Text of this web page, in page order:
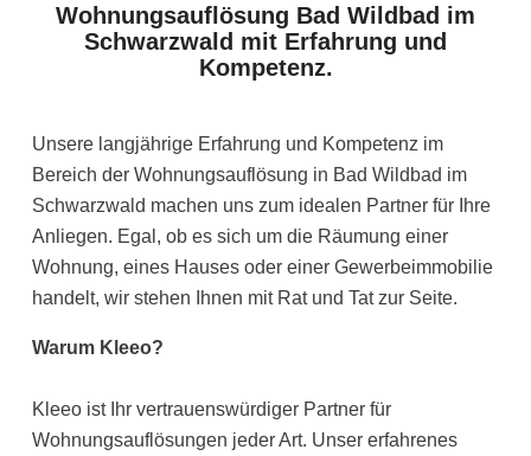
Wohnungsauflösung Bad Wildbad im
Schwarzwald mit Erfahrung und
Kompetenz.
Unsere langjährige Erfahrung und Kompetenz im
Bereich der Wohnungsauflösung in Bad Wildbad im
Schwarzwald machen uns zum idealen Partner für Ihre
Anliegen. Egal, ob es sich um die Räumung einer
Wohnung, eines Hauses oder einer Gewerbeimmobilie
handelt, wir stehen Ihnen mit Rat und Tat zur Seite.
Warum Kleeo?
Kleeo ist Ihr vertrauenswürdiger Partner für
Wohnungsauflösungen jeder Art. Unser erfahrenes